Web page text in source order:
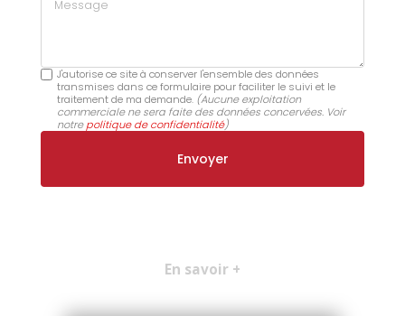
J'autorise ce site à conserver l'ensemble des données
transmises dans ce formulaire pour faciliter le suivi et le
traitement de ma demande. (Aucune exploitation
commerciale ne sera faite des données concervées. Voir
notrepolitique de confidentialité)
En savoir +